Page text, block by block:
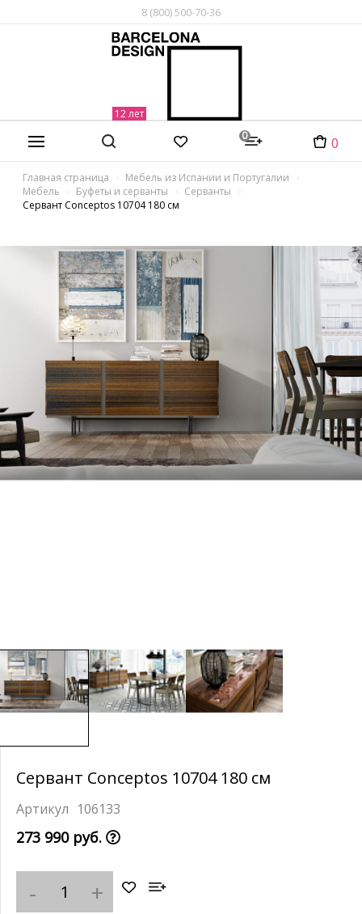
8 (800) 500-70-36
0 0
Главная страница
Мебель из Испании и Португалии
Мебель
Буфеты и серванты
Серванты
Сервант Conceptos 10704 180 см
Сервант Conceptos 10704 180 см
106133
273 990 руб.